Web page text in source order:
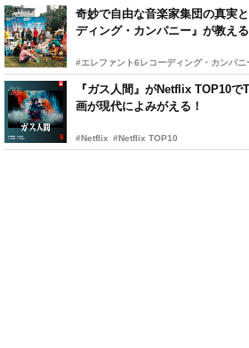
奇妙で自由な音楽家集団の真実
ディング・カンパニー』が教え
#エレファント6レコーディング・カンパニ
『ガス人間』がNetflix TOP10
画が現代によみがえる！
#Netflix #Netflix TOP10